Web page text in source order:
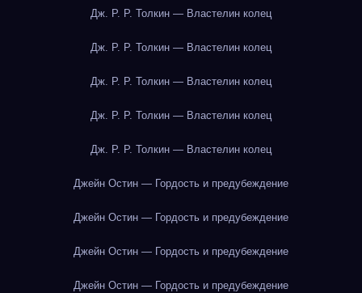
Дж. Р. Р. Толкин — Властелин колец
Дж. Р. Р. Толкин — Властелин колец
Дж. Р. Р. Толкин — Властелин колец
Дж. Р. Р. Толкин — Властелин колец
Дж. Р. Р. Толкин — Властелин колец
Джейн Остин — Гордость и предубеждение
Джейн Остин — Гордость и предубеждение
Джейн Остин — Гордость и предубеждение
Джейн Остин — Гордость и предубеждение